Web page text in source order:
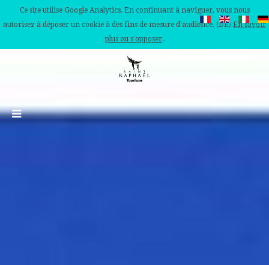
Ce site utilise Google Analytics. En continuant à naviguer, vous nous
autorisez à déposer un cookie à des fins de mesure d'audience. (DE) En savoir
plus ou s'opposer.